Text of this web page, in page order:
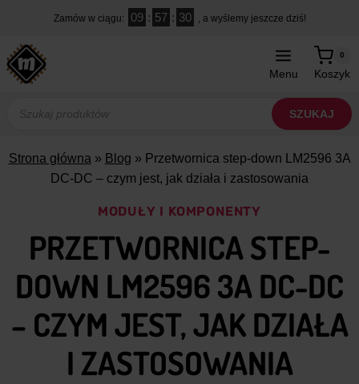
treści
Zamów w ciągu: 09 : 57 : 28 , a wyślemy jeszcze dziś!
Menu Koszyk
0
produktów
SZUKAJ
Strona główna » Blog » Przetwornica step-down LM2596 3A
DC-DC – czym jest, jak działa i zastosowania
MODUŁY I KOMPONENTY
PRZETWORNICA STEP-
DOWN LM2596 3A DC-DC
– CZYM JEST, JAK DZIAŁA
I ZASTOSOWANIA